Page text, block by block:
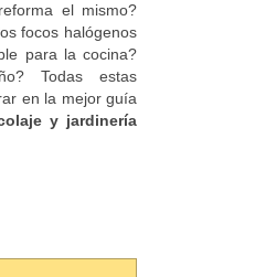
el mismo?
focos halógenos
para la cocina?
Todas estas
en la mejor guía
y jardinería